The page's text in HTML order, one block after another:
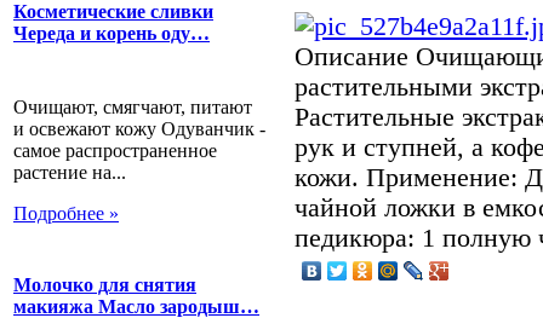
Косметические сливки
Череда и корень оду…
Очищают, смягчают, питают
и освежают кожу Одуванчик -
самое распространенное
растение на...
Подробнее »
Молочко для снятия
макияжа Масло зародыш…
Описание
растительными
Растительные
рук и ступней, а
кожи. Применение:
чайной ложки в
педикюра: 1 полную